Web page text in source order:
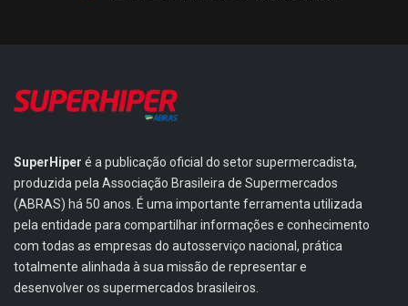
SuperHiper é a publicação oficial do setor supermercadista,
produzida pela Associação Brasileira de Supermercados
(ABRAS) há 50 anos. É uma importante ferramenta utilizada
pela entidade para compartilhar informações e conhecimento
com todas as empresas do autosserviço nacional, prática
totalmente alinhada à sua missão de representar e
desenvolver os supermercados brasileiros.